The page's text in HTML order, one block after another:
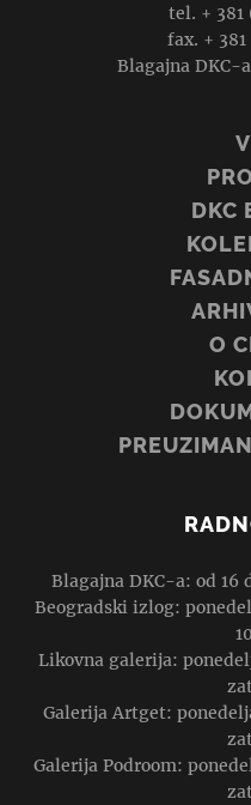
tel. + 381
fax. + 381
Blagajna DKC-
DKC
O
Blagajna DKC-a: od 16
Beogradski izlog:
Likovna galerija:
Galerija Artget:
Galerija Podroom: